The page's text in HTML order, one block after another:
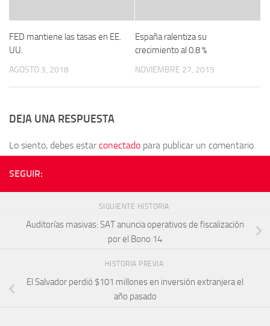
FED mantiene las tasas en EE.
UU.
AGOSTO 3, 2018
España ralentiza su
crecimiento al 0.8 %
NOVIEMBRE 27, 2015
DEJA UNA RESPUESTA
Lo siento, debes estarconectado para publicar un comentario.
SEGUIR:
SIGUIENTE HISTORIA
Auditorías masivas: SAT anuncia operativos de fiscalización
por el Bono 14
HISTORIA PREVIA
El Salvador perdió $101 millones en inversión extranjera el
año pasado